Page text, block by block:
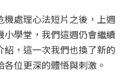
機處理心法短片之後，上週
小學堂，我們這週仍會繼續
紹，這一次我們也換了新的
位更深的體悟與剌激。